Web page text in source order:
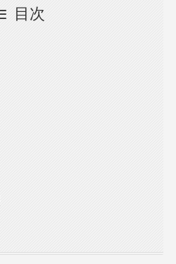
目次